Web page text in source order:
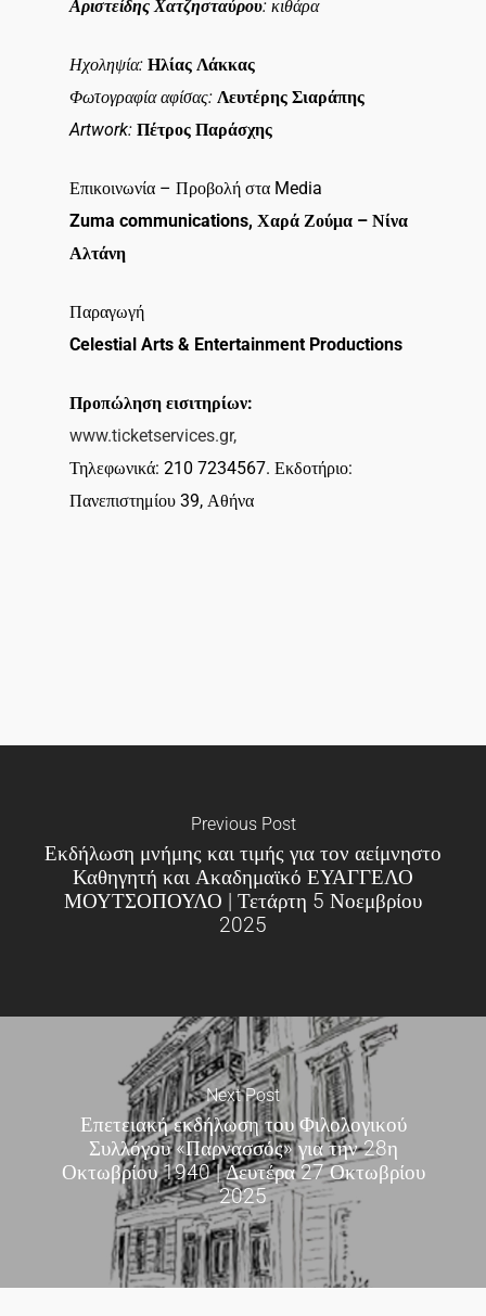
Αριστείδης Χατζησταύρου: κιθάρα
Ηχοληψία: Ηλίας Λάκκας
Φωτογραφία αφίσας: Λευτέρης Σιαράπης
Artwork: Πέτρος Παράσχης
Επικοινωνία – Προβολή στα Media
Zuma communications, Χαρά Ζούμα – Νίνα
Αλτάνη
Παραγωγή
Celestial Arts & Entertainment Productions
Προπώληση εισιτηρίων:
www.ticketservices.gr,
Τηλεφωνικά: 210 7234567. Εκδοτήριο:
Πανεπιστημίου 39, Αθήνα
Previous Post
Εκδήλωση μνήμης και τιμής για τον αείμνηστο
Καθηγητή και Ακαδημαϊκό ΕΥΑΓΓΕΛΟ
ΜΟΥΤΣΟΠΟΥΛΟ | Τετάρτη 5 Νοεμβρίου
2025
Next Post
Επετειακή εκδήλωση του Φιλολογικού
Συλλόγου «Παρνασσός» για την 28η
Οκτωβρίου 1940 | Δευτέρα 27 Οκτωβρίου
2025